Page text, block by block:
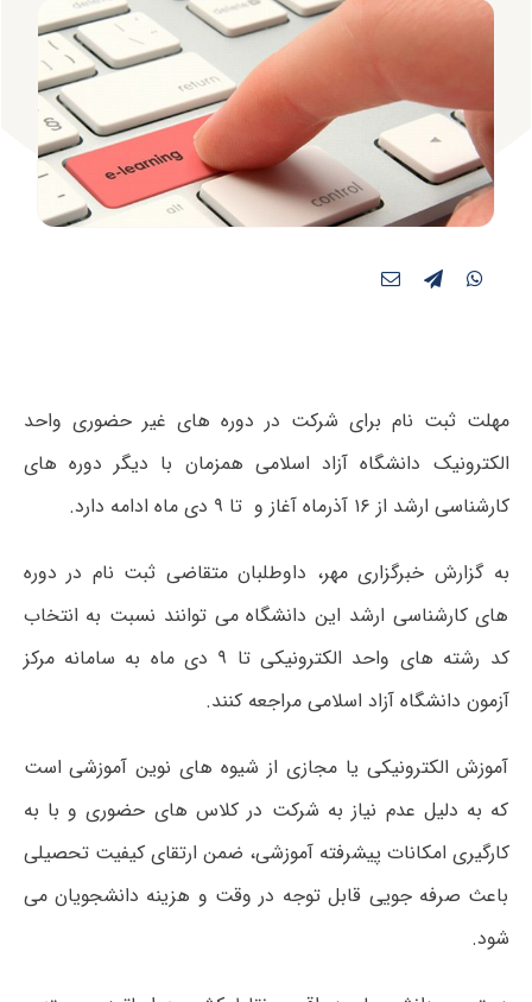
مهلت ثبت نام برای شرکت در دوره های غیر حضوری واحد
الکترونیک دانشگاه آزاد اسلامی همزمان با دیگر دوره های
کارشناسی ارشد از ۱۶ آذرماه آغاز و تا ۹ دی ماه ادامه دارد.
به گزارش خبرگزاری مهر، داوطلبان متقاضی ثبت نام در دوره
های کارشناسی ارشد این دانشگاه می توانند نسبت به انتخاب
کد رشته های واحد الکترونیکی تا ۹ دی ماه به سامانه مرکز
آزمون دانشگاه آزاد اسلامی مراجعه کنند.
آموزش الکترونیکی یا مجازی از شیوه های نوین آموزشی است
که به دلیل عدم نیاز به شرکت در کلاس های حضوری و با به
کارگیری امکانات پیشرفته آموزشی، ضمن ارتقای کیفیت تحصیلی
باعث صرفه جویی قابل توجه در وقت و هزینه دانشجویان می
شود.